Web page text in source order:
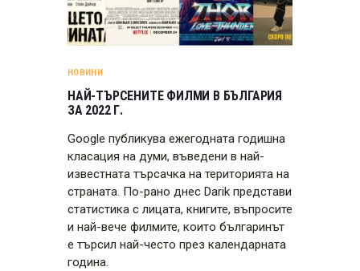
НОВИНИ
НАЙ-ТЪРСЕНИТЕ ФИЛМИ В БЪЛГАРИЯ
ЗА 2022 Г.
Google публикува ежегодната годишна
класация на думи, въведени в най-
известната търсачка на територията на
страната. По-рано днес Darik представи
статистика с лицата, книгите, въпросите
и най-вече филмите, които българинът
е търсил най-често през календарната
година.